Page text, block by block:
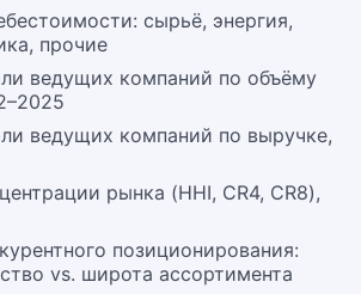
сырьё, энергия,
прочие
ведущих компаний по объёму
ведущих компаний по выручке,
рынка (HHI, CR4, CR8),
позиционирования:
vs. широта ассортимента